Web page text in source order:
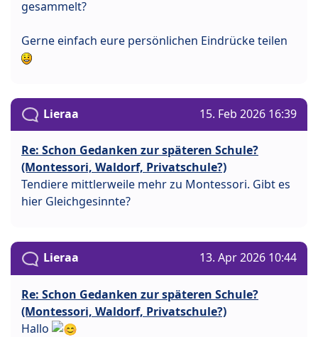
gesammelt?
Gerne einfach eure persönlichen Eindrücke teilen
Lieraa 15. Feb 2026 16:39
Re: Schon Gedanken zur späteren Schule?
(Montessori, Waldorf, Privatschule?)
Tendiere mittlerweile mehr zu Montessori. Gibt es
hier Gleichgesinnte?
Lieraa 13. Apr 2026 10:44
Re: Schon Gedanken zur späteren Schule?
(Montessori, Waldorf, Privatschule?)
Hallo